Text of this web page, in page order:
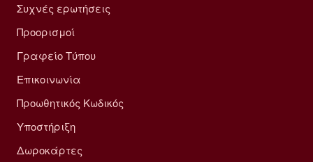
Συχνές ερωτήσεις
Προορισμοί
Γραφείο Τύπου
Επικοινωνία
Προωθητικός Κωδικός
Υποστήριξη
Δωροκάρτες